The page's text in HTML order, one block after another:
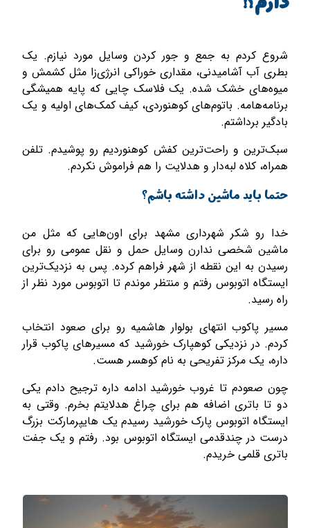
دارم؟!
شروع کردم به جمع و جور کردن وسایل مورد نیازم. یک
بطری آب آشامیدنی، مقداری خوراکی انرژی­‌زا مثل کشمش و
میوه‌های خشک شده. یک فلاسک چایی که پایه همیشگی
برنامه­‌هامه. باتوم‌­های کوهنوردی، کیف کمک‌های اولیه و یک
بادگیر برداشتم.
سبک­‌ترین و راحت‌­ترین کفش­ کوهنوردیم رو ­پوشیدم. تلفن
همراه، کلاه لبه‌­دار و هدلایت را هم فراموش نکردم.
حتما باید ماشین داشته باشم؟
خدا رو شکر شهرداری مشهد برای اون­‌هایی که مثل من
ماشین شخصی ندارن وسایل حمل و نقل عمومی رو برای
رسیدن به این نقطه از شهر فراهم کرده. پس به نزدیک‌ترین
ایستگاه اتوبوس­ رفتم و منتظر موندم تا اتوبوس مورد نظر از
راه رسید.
مسیر پاکوب انتهای بولوار هاشمیه رو برای صعود انتخاب
کردم. در نزدیکی کوهپارک خورشید که مسیرهای پاکوب قرار
داره، یک مرکز تفریحی به نام کوهسر هست.
چون صعودم تا غروب خورشید ادامه داره ترجیح دادم یکی
دو تا باتری اضافه هم برای چراغ هدلایتم بخرم. وقتی به
ایستگاه اتوبوس پارک خورشید رسیدم یک هایپرمارکت بزرگ
درست در چندقدمی ایستگاه اتوبوس بود. رفتم و یک جفت
باتری قلمی خریدم.